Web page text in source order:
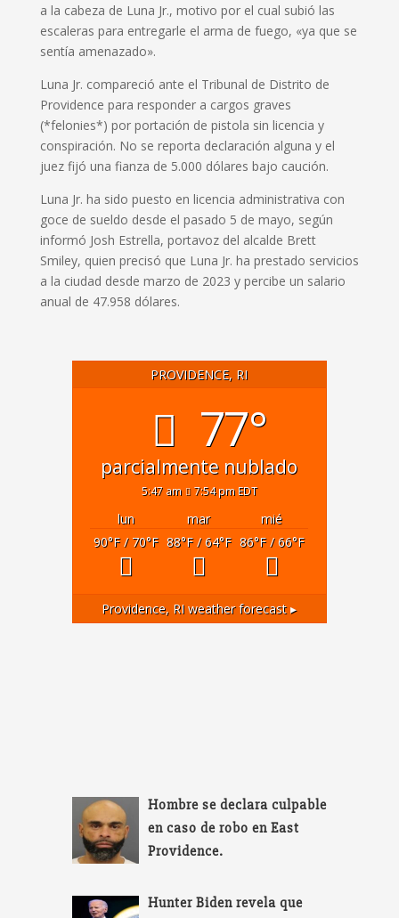
a la cabeza de Luna Jr., motivo por el cual subió las
escaleras para entregarle el arma de fuego, «ya que se
sentía amenazado».
Luna Jr. compareció ante el Tribunal de Distrito de
Providence para responder a cargos graves
(*felonies*) por portación de pistola sin licencia y
conspiración. No se reporta declaración alguna y el
juez fijó una fianza de 5.000 dólares bajo caución.
Luna Jr. ha sido puesto en licencia administrativa con
goce de sueldo desde el pasado 5 de mayo, según
informó Josh Estrella, portavoz del alcalde Brett
Smiley, quien precisó que Luna Jr. ha prestado servicios
a la ciudad desde marzo de 2023 y percibe un salario
anual de 47.958 dólares.
PROVIDENCE, RI
77°
parcialmente nublado
5:47 am 7:54 pm EDT
lun mar
mié
90°F/ 70°F 88°F/ 64°F 86°F/ 66°F
Providence, RI weather forecast ▸
Hombre se declara culpable
en caso de robo en East
Providence.
Hunter Biden revela que